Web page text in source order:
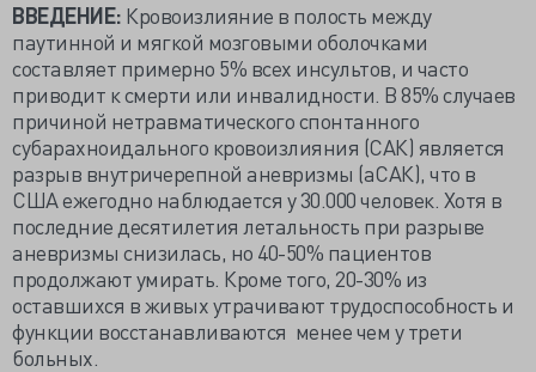
ВВЕДЕНИЕ: Кровоизлияние в полость между
паутинной и мягкой мозговыми оболочками
составляет примерно 5% всех инсультов, и часто
приводит к смерти или инвалидности. В 85% случаев
причиной нетравматического спонтанного
субарахноидального кровоизлияния (САК) является
разрыв внутричерепной аневризмы (аСАК), что в
США ежегодно наблюдается у 30.000 человек. Хотя в
последние десятилетия летальность при разрыве
аневризмы снизилась, но 40-50% пациентов
продолжают умирать. Кроме того, 20-30% из
оставшихся в живых утрачивают трудоспособность и
функции восстанавливаются менее чем у трети
больных.